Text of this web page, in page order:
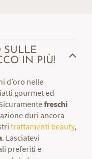
SULLE
IN PIÙ!
d’oro nelle
gourmet ed
freschi
duri ancora
trattamenti beauty,
. Lasciatevi
preferiti e